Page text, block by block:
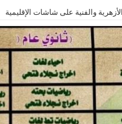
والفنية على شاشات الإقليمية